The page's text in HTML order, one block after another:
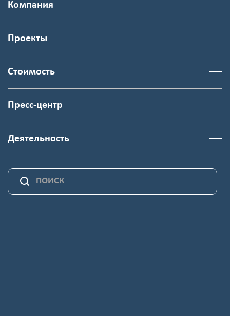
Компания
Проекты
Стоимость
Пресс-центр
Деятельность